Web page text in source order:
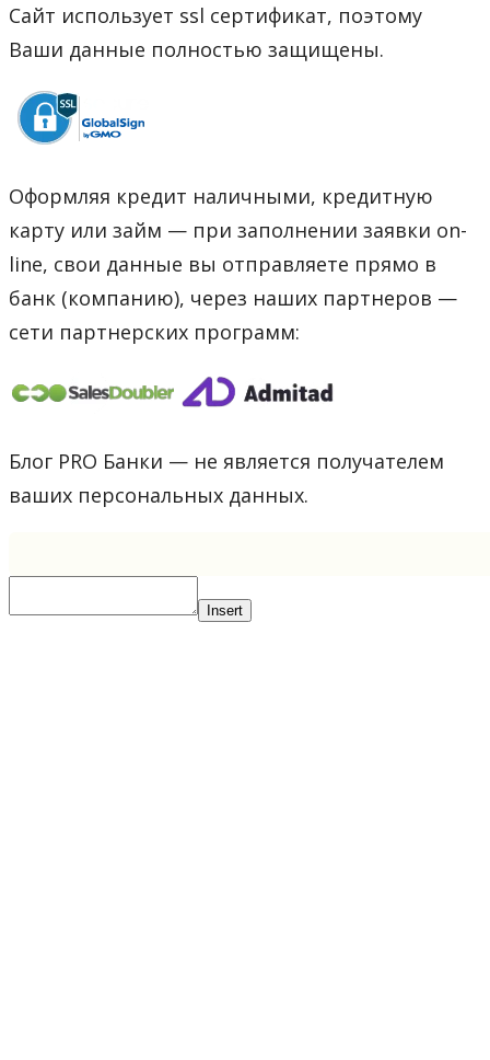
Сайт использует ssl сертификат, поэтому
Ваши данные полностью защищены.
Оформляя кредит наличными, кредитную
карту или займ — при заполнении заявки on-
line, свои данные вы отправляете прямо в
банк (компанию), через наших партнеров —
сети партнерских программ:
Блог PRO Банки — не является получателем
ваших персональных данных.
Insert